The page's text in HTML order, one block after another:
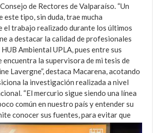
de Rectores de Valparaíso. “Un
este tipo, sin duda, trae mucha
el trabajo realizado durante los últimos
a destacar la calidad de profesionales
Ambiental UPLA, pues entre sus
encuentra la supervisora de mi tesis de
Lavergne”, destaca Macarena, acotando
la investigación realizada a nivel
“El mercurio sigue siendo una línea
común en nuestro país y entender su
conocer sus fuentes, para evitar que